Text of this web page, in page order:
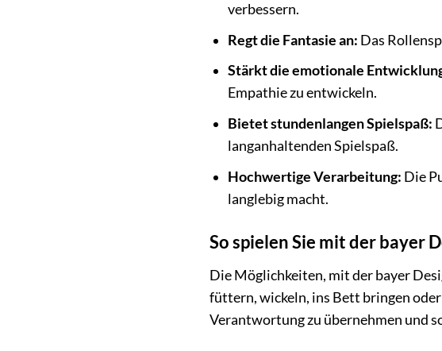
verbessern.
Regt die Fantasie an: Das
Stärkt die emotionale
Empathie zu entwickeln.
Bietet stundenlangen Spielspaß:
langanhaltenden Spielspaß.
Hochwertige Verarbeitung: Die
langlebig macht.
So spielen Sie mit der bayer
Die Möglichkeiten, mit der bayer
füttern, wickeln, ins Bett bringen
Verantwortung zu übernehmen und